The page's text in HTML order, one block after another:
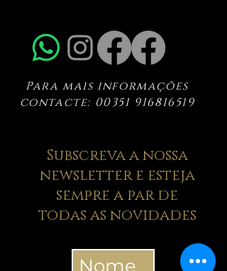
Para mais informações
contacte: 00351 916816519
Subscreva a nossa
newsletter e esteja
sempre a par de
todas as novidades